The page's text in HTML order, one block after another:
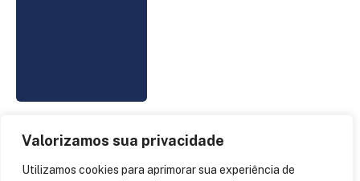
Valorizamos sua privacidade
Utilizamos cookies para aprimorar sua experiência de
unico IDTech recebe novo